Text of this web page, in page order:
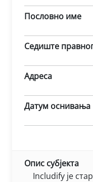
Пословно име
Седиште
Адреса
Датум оснивања
Опис субјекта
Includify је